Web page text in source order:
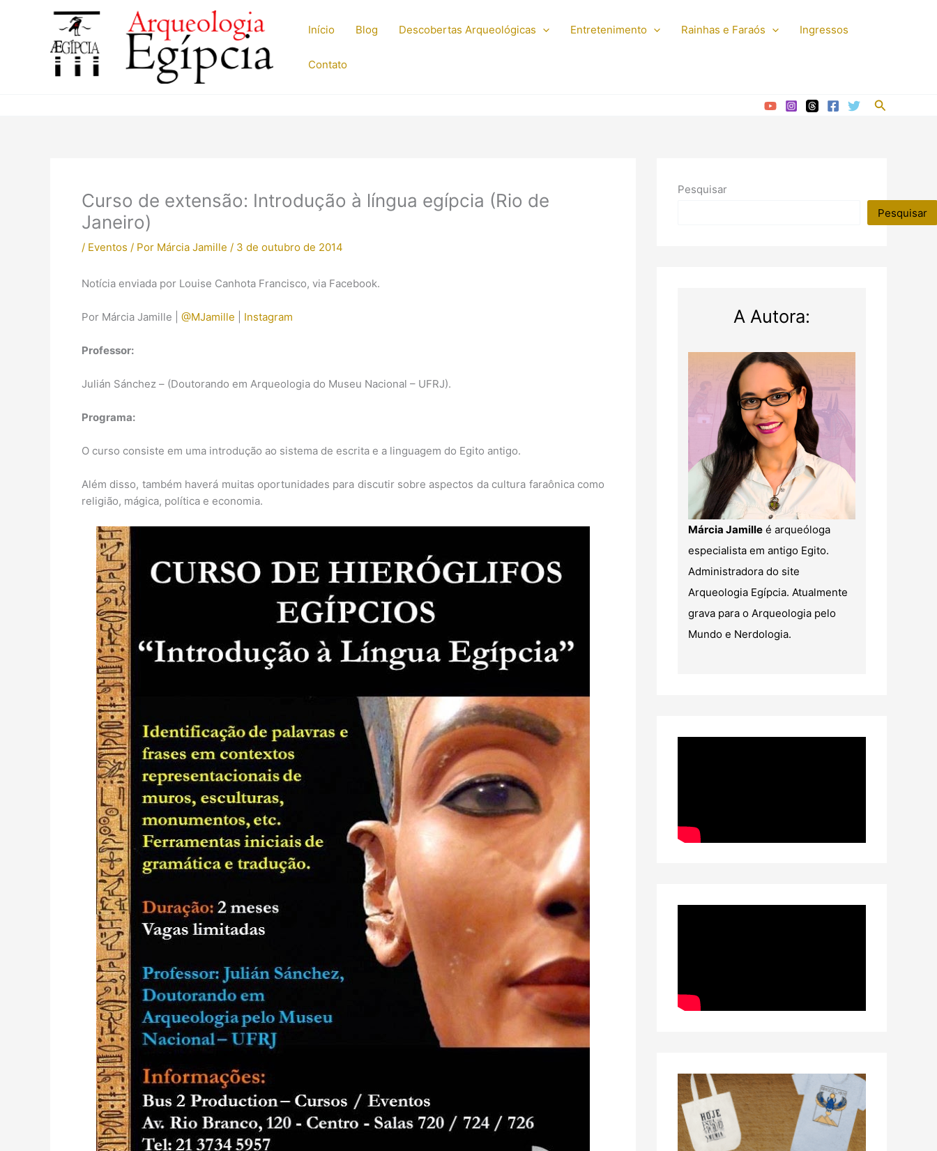
Início Blog Descobertas Arqueológicas Entretenimento Rainhas e Faraós Ingressos
Contato
Pesquisar
Curso de extensão: Introdução à língua egípcia (Rio de
Janeiro)
/ Eventos / Por Márcia Jamille / 3 de outubro de 2014
Notícia enviada por Louise Canhota Francisco, via Facebook.
Por Márcia Jamille | @MJamille Instagram
Professor:
Julián Sánchez – (Doutorando em Arqueologia do Museu Nacional – UFRJ).
Programa:
O curso consiste em uma introdução ao sistema de escrita e a linguagem do Egito antigo.
Além disso, também haverá muitas oportunidades para discutir sobre aspectos da cultura faraônica como
religião, mágica, política e economia.
Pesquisar
Pesquisar
A Autora:
Márcia Jamille é arqueóloga
especialista em antigo Egito.
Administradora do site
Arqueologia Egípcia. Atualmente
grava para o Arqueologia pelo
Mundo e Nerdologia.